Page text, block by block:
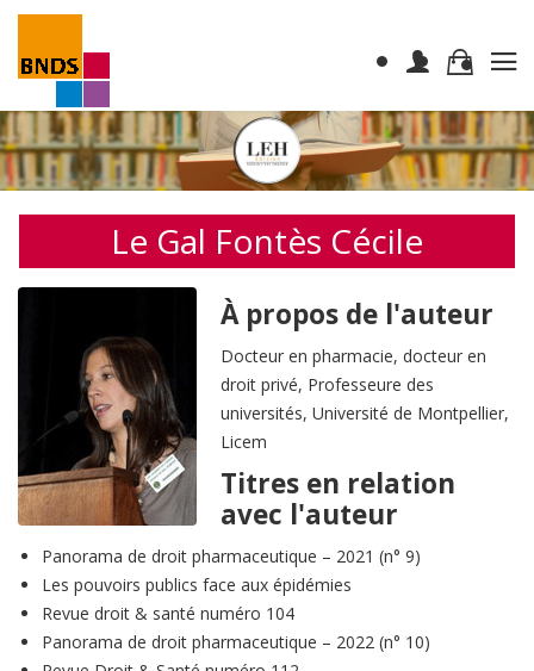
Le Gal Fontès Cécile
À propos de l'auteur
Docteur en pharmacie, docteur en
droit privé, Professeure des
universités, Université de Montpellier,
Licem
Titres en relation
avec l'auteur
Panorama de droit pharmaceutique – 2021 (n° 9)
Les pouvoirs publics face aux épidémies
Revue droit & santé numéro 104
Panorama de droit pharmaceutique – 2022 (n° 10)